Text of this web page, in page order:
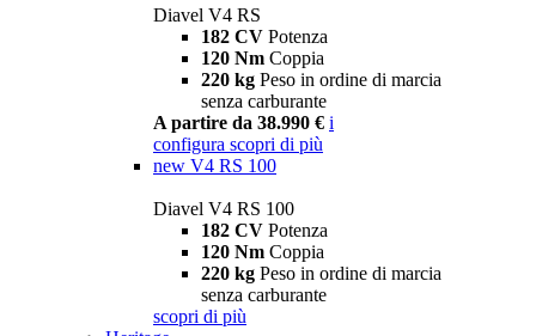
Diavel V4 RS
182 CV Potenza
120 Nm Coppia
220 kg Peso in ordine di marcia
senza carburante
A partire da 38.990 € i
configura scopri di più
new V4 RS 100
Diavel V4 RS 100
182 CV Potenza
120 Nm Coppia
220 kg Peso in ordine di marcia
senza carburante
scopri di più